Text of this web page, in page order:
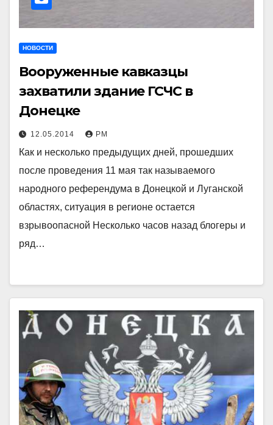
НОВОСТИ
Вооруженные кавказцы
захватили здание ГСЧС в
Донецке
12.05.2014 РМ
Как и несколько предыдущих дней, прошедших
после проведения 11 мая так называемого
народного референдума в Донецкой и Луганской
областях, ситуация в регионе остается
взрывоопасной Несколько часов назад блогеры и
ряд…